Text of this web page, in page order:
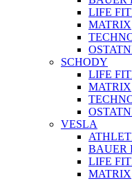
LIFE
MATRIX
SCHODY
LIFE
MATRIX
VESLA
BAUER
LIFE
MATRIX